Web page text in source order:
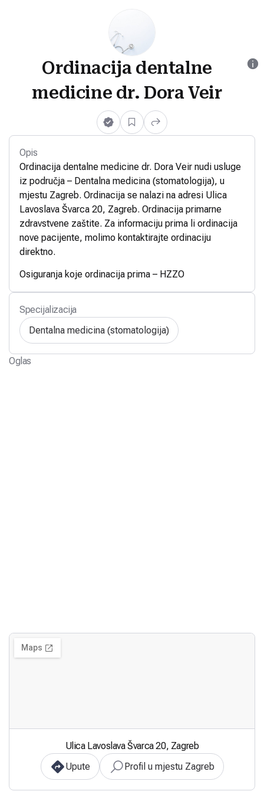
Ordinacija dentalne
medicine dr. Dora Veir
Opis
Ordinacija dentalne medicine dr. Dora Veir nudi usluge
iz područja – Dentalna medicina (stomatologija), u
mjestu Zagreb. Ordinacija se nalazi na adresi Ulica
Lavoslava Švarca 20, Zagreb. Ordinacija primarne
zdravstvene zaštite. Za informaciju prima li ordinacija
nove pacijente, molimo kontaktirajte ordinaciju
direktno.
Osiguranja koje ordinacija prima – HZZO
Specijalizacija
Dentalna medicina (stomatologija)
Oglas
Ulica Lavoslava Švarca 20, Zagreb
Upute
Profil u mjestu Zagreb